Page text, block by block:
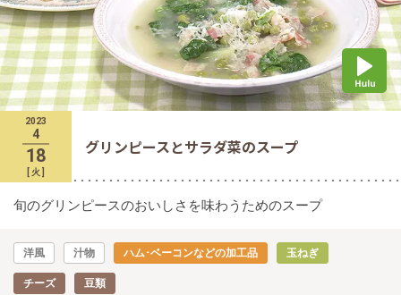
2023
4
18
火
グリンピースとサラダ菜のスープ
旬のグリンピースのおいしさを味わうためのスープ
洋風 汁物 ハム･ベーコンなどの加工品 玉ねぎ
チーズ 豆類